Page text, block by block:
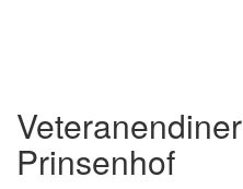
Prinsenhof